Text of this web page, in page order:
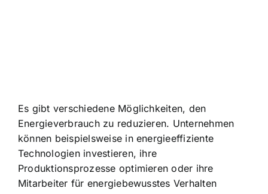
Es gibt verschiedene Möglichkeiten, den
Energieverbrauch zu reduzieren. Unternehmen
können beispielsweise in energieeffiziente
Technologien investieren, ihre
Produktionsprozesse optimieren oder ihre
Mitarbeiter für energiebewusstes Verhalten